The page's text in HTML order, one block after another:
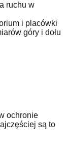
ruchu w
i placówki
góry i dołu
ochronie
są to